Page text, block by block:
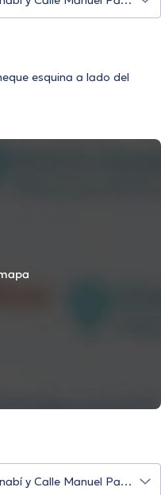
esquina a lado del